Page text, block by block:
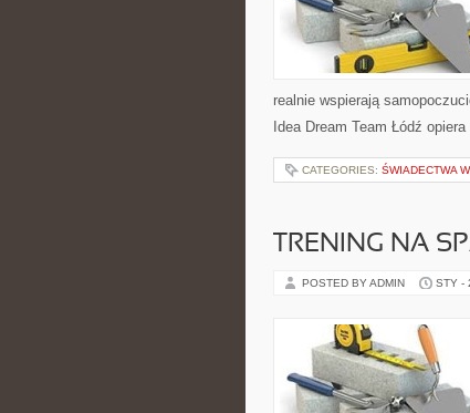
realnie wspierają
Idea Dream Team Łódź
CATEGORIES: ŚWIADECTWA
TRENING NA
POSTED BY ADMIN STY -